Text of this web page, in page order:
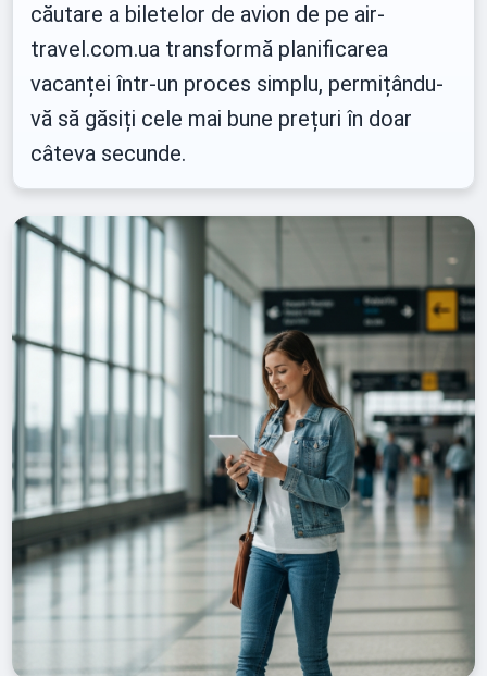
căutare a biletelor de avion de pe air-
travel.com.ua transformă planificarea
vacanței într-un proces simplu, permițându-
vă să găsiți cele mai bune prețuri în doar
câteva secunde.